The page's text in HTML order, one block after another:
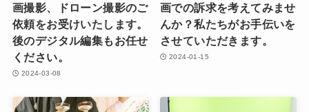
画撮影、ドローン撮影のご
依頼をお受けいたします。
後のデジタル編集もお任せ
ください。
2024-03-08
画での訴求を考えてみませ
んか？私たちがお手伝いを
させていただきます。
2024-01-15